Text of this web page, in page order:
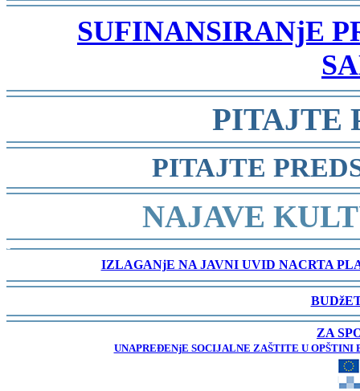
-
SUFINANSIRANjE
-
PITAJTE
-
PITAJTE
-
NAJAVE
-
IZLAGANjE NA JAVNI UVID NACRTA
-
-
ZA
UNAPREĐENjE SOCIJALNE ZAŠTITE U OPŠTINI